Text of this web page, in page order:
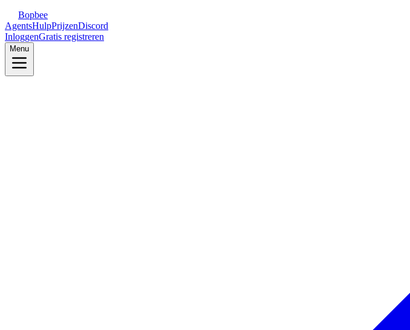
Bopbee
AgentsHulpPrijzenDiscord
InloggenGratis registreren
Menu